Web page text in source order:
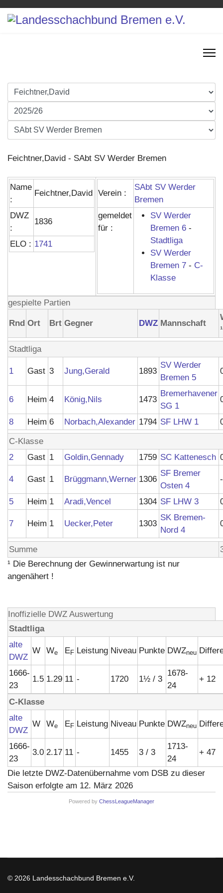
Feichtner,David - SAbt SV Werder Bremen
Name
:
Feichtner,David
DWZ
:
1836
ELO : 1741
Verein :
SAbt SV Werder
Bremen
gemeldet
für :
SV Werder
Bremen 6 -
Stadtliga
SV Werder
Bremen 7 - C-
Klasse
gespielte Partien
Rnd Ort Brt Gegner DWZ Mannschaft
¹
Stadtliga
1 Gast 3 Jung,Gerald 1893
SV Werder
Bremen 5
6 Heim 4 König,Nils 1473
Bremerhavener
SG 1
8 Heim 6 Norbach,Alexander 1794 SF LHW 1
C-Klasse
2
Gast 1 Goldin,Gennady 1759 SC Kattenesch
4 Gast 1 Brüggmann,Werner 1306
SF Bremer
Osten 4
-
5 Heim 1 Aradi,Vencel 1304 SF LHW 3
7 Heim 1 Uecker,Peter 1303
SK Bremen-
Nord 4
Summe
¹ Die Berechnung der Gewinnerwartung ist nur
angenähert !
Inoffizielle DWZ Auswertung
Stadtliga
alte
DWZ
W We EF Leistung Niveau Punkte DWZneu
1666-
23
1.5 1.29 11 - 1720 1½ / 3
1678-
24
+ 12
C-Klasse
alte
DWZ
W We EF Leistung Niveau Punkte DWZneu
1666-
23
3.0 2.17 11 - 1455 3 / 3
1713-
24
+ 47
Die letzte DWZ-Datenübernahme vom DSB zu dieser
Saison erfolgte am 12. März 2026
Powered by ChessLeagueManager
© 2026 Landesschachbund Bremen e.V.